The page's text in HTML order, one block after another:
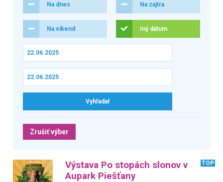
Na dnes Na zajtra
Na víkend Iný dátum
Zrušiť výber
Výstava Po stopách slonov v
Aupark Piešťany
TOP